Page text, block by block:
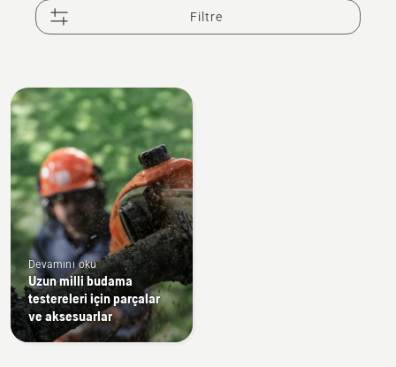
Filtre
All
products
Devamını oku
Uzun milli budama
testereleri için parçalar
ve aksesuarlar